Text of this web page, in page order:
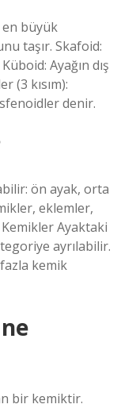
en büyük
taşır. Skafoid:
Ayağın dış
(3 kısım):
denir.
ön ayak, orta
eklemler,
Ayaktaki
ayrılabilir.
kemik
bir kemiktir.